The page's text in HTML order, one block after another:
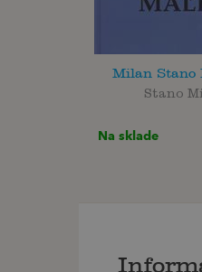
Milan Stano
Stano
Na sklade